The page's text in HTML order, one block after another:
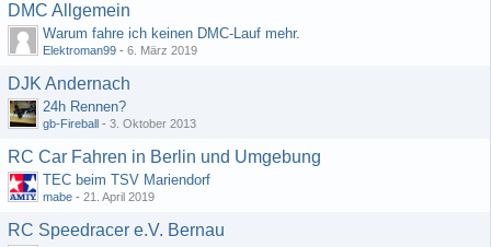
DMC Allgemein
Warum fahre ich keinen DMC-Lauf mehr.
Elektroman99 - 6. März 2019
DJK Andernach
24h Rennen?
gb-Fireball - 3. Oktober 2013
RC Car Fahren in Berlin und Umgebung
TEC beim TSV Mariendorf
mabe - 21. April 2019
RC Speedracer e.V. Bernau